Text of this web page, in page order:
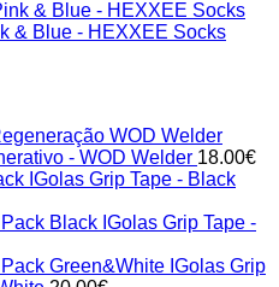
& Blue - HEXXEE Socks
- WOD Welder 18.00€
IGolas Grip Tape - Black
IGolas Grip Tape -
IGolas Grip